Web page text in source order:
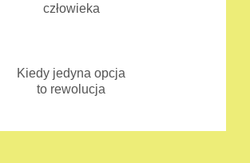
człowieka
Kiedy jedyna opcja
to rewolucja